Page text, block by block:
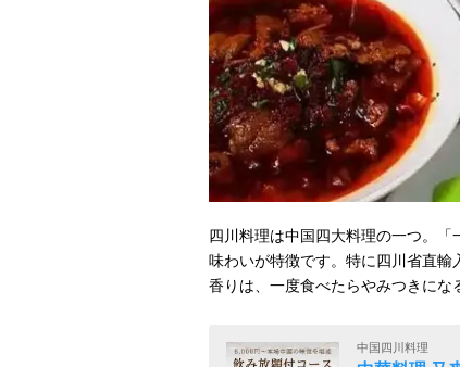
四川料理は中国四大料理の一つ。
味わいが特徴です。特に四川省直
香りは、一度食べたらやみつきにな
中国四川料理